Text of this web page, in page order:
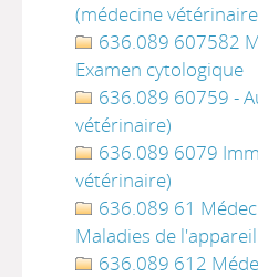
(médecine
636.089 607582
Examen cytologique
636.089 60759 -
vétérinaire)
636.089 6079
vétérinaire)
636.089 61
Maladies de
636.089 612